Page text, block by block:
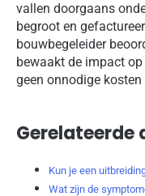
vallen doorgaans
begroot en
bouwbegeleider
bewaakt de impact
geen onnodige
Gerelateerde
Kun je een
Wat zijn de